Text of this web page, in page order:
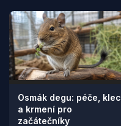
Osmák degu: péče, klec
a krmení pro
začátečníky